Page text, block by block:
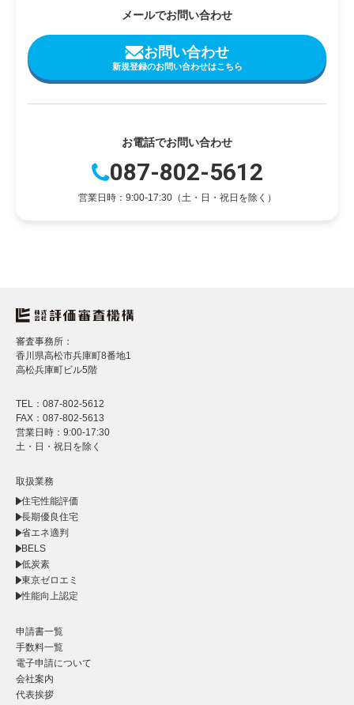
メールでお問い合わせ
お問い合わせ
新規登録のお問い合わせはこちら
お電話でお問い合わせ
087-802-5612
営業日時：9:00-17:30（土・日・祝日を除く）
審査事務所：
香川県高松市兵庫町8番地1
高松兵庫町ビル5階
TEL：087-802-5612
FAX：087-802-5613
営業日時：9:00-17:30
土・日・祝日を除く
取扱業務
住宅性能評価
長期優良住宅
省エネ適判
BELS
低炭素
東京ゼロエミ
性能向上認定
申請書一覧
手数料一覧
電子申請について
会社案内
代表挨拶